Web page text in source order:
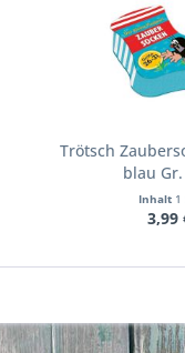
Trötsch
blau
Inhalt 1
3,99